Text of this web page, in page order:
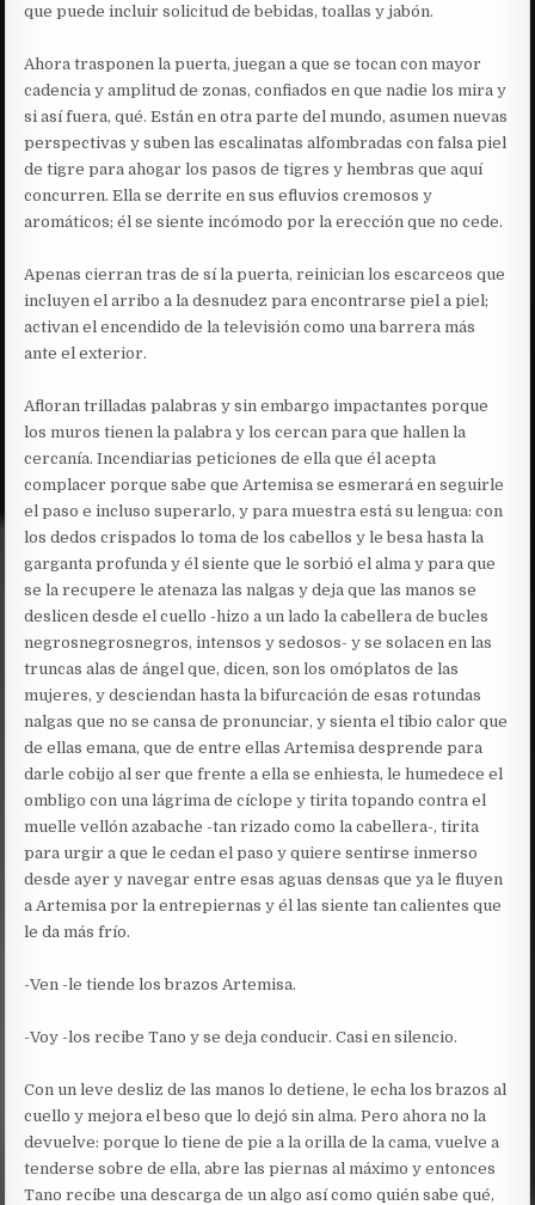
que puede incluir solicitud de bebidas, toallas y jabón.
Ahora trasponen la puerta, juegan a que se tocan con mayor
cadencia y amplitud de zonas, confiados en que nadie los mira y
si así fuera, qué. Están en otra parte del mundo, asumen nuevas
perspectivas y suben las escalinatas alfombradas con falsa piel
de tigre para ahogar los pasos de tigres y hembras que aquí
concurren. Ella se derrite en sus efluvios cremosos y
aromáticos; él se siente incómodo por la erección que no cede.
Apenas cierran tras de sí la puerta, reinician los escarceos que
incluyen el arribo a la desnudez para encontrarse piel a piel;
activan el encendido de la televisión como una barrera más
ante el exterior.
Afloran trilladas palabras y sin embargo impactantes porque
los muros tienen la palabra y los cercan para que hallen la
cercanía. Incendiarias peticiones de ella que él acepta
complacer porque sabe que Artemisa se esmerará en seguirle
el paso e incluso superarlo, y para muestra está su lengua: con
los dedos crispados lo toma de los cabellos y le besa hasta la
garganta profunda y él siente que le sorbió el alma y para que
se la recupere le atenaza las nalgas y deja que las manos se
deslicen desde el cuello -hizo a un lado la cabellera de bucles
negrosnegrosnegros, intensos y sedosos- y se solacen en las
truncas alas de ángel que, dicen, son los omóplatos de las
mujeres, y desciendan hasta la bifurcación de esas rotundas
nalgas que no se cansa de pronunciar, y sienta el tibio calor que
de ellas emana, que de entre ellas Artemisa desprende para
darle cobijo al ser que frente a ella se enhiesta, le humedece el
ombligo con una lágrima de cíclope y tirita topando contra el
muelle vellón azabache -tan rizado como la cabellera-, tirita
para urgir a que le cedan el paso y quiere sentirse inmerso
desde ayer y navegar entre esas aguas densas que ya le fluyen
a Artemisa por la entrepiernas y él las siente tan calientes que
le da más frío.
-Ven -le tiende los brazos Artemisa.
-Voy -los recibe Tano y se deja conducir. Casi en silencio.
Con un leve desliz de las manos lo detiene, le echa los brazos al
cuello y mejora el beso que lo dejó sin alma. Pero ahora no la
devuelve: porque lo tiene de pie a la orilla de la cama, vuelve a
tenderse sobre de ella, abre las piernas al máximo y entonces
Tano recibe una descarga de un algo así como quién sabe qué,